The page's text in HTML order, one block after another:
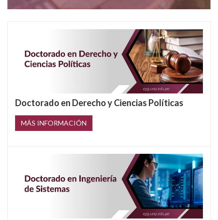
Doctorado en Derecho y Ciencias Políticas
MÁS INFORMACIÓN